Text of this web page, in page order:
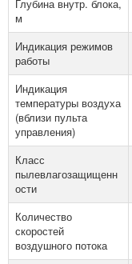
Глубина внутр. блока,
м
Индикация режимов
работы
Индикация
температуры воздуха
(вблизи пульта
управления)
Класс
пылевлагозащищенн
ости
Количество
скоростей
воздушного потока